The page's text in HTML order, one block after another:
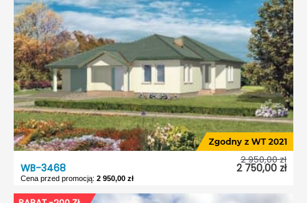
Garaż:
Bez garażu
Dach:
Dwuspadowy
Kąt nach. dachu:
42°
Odbicie lustrzane:
Tak
WB-3468 2 750,00 zł
2 950,00 zł
Cena przed promocją: 2 950,00 zł